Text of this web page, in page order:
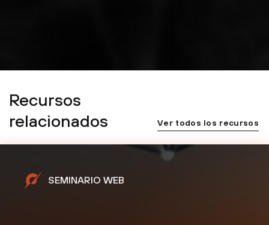
Recursos
relacionados
Ver todos los recursos
SEMINARIO WEB